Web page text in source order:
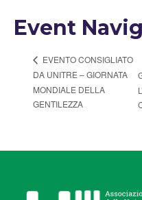
Event
EVENTO CONSIGLIATO
DA UNITRE – GIORNATA
MONDIALE DELLA
GENTILEZZA